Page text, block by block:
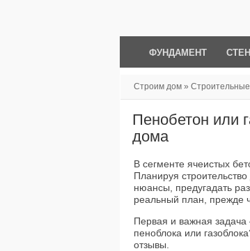
ФУНДАМЕНТ
Строим дом »
Пенобетон или
дома
В сегменте ячеистых
Планируя
нюансы, предугадать
реальный план, прежде
Первая и важная
пеноблока или
отзывы.